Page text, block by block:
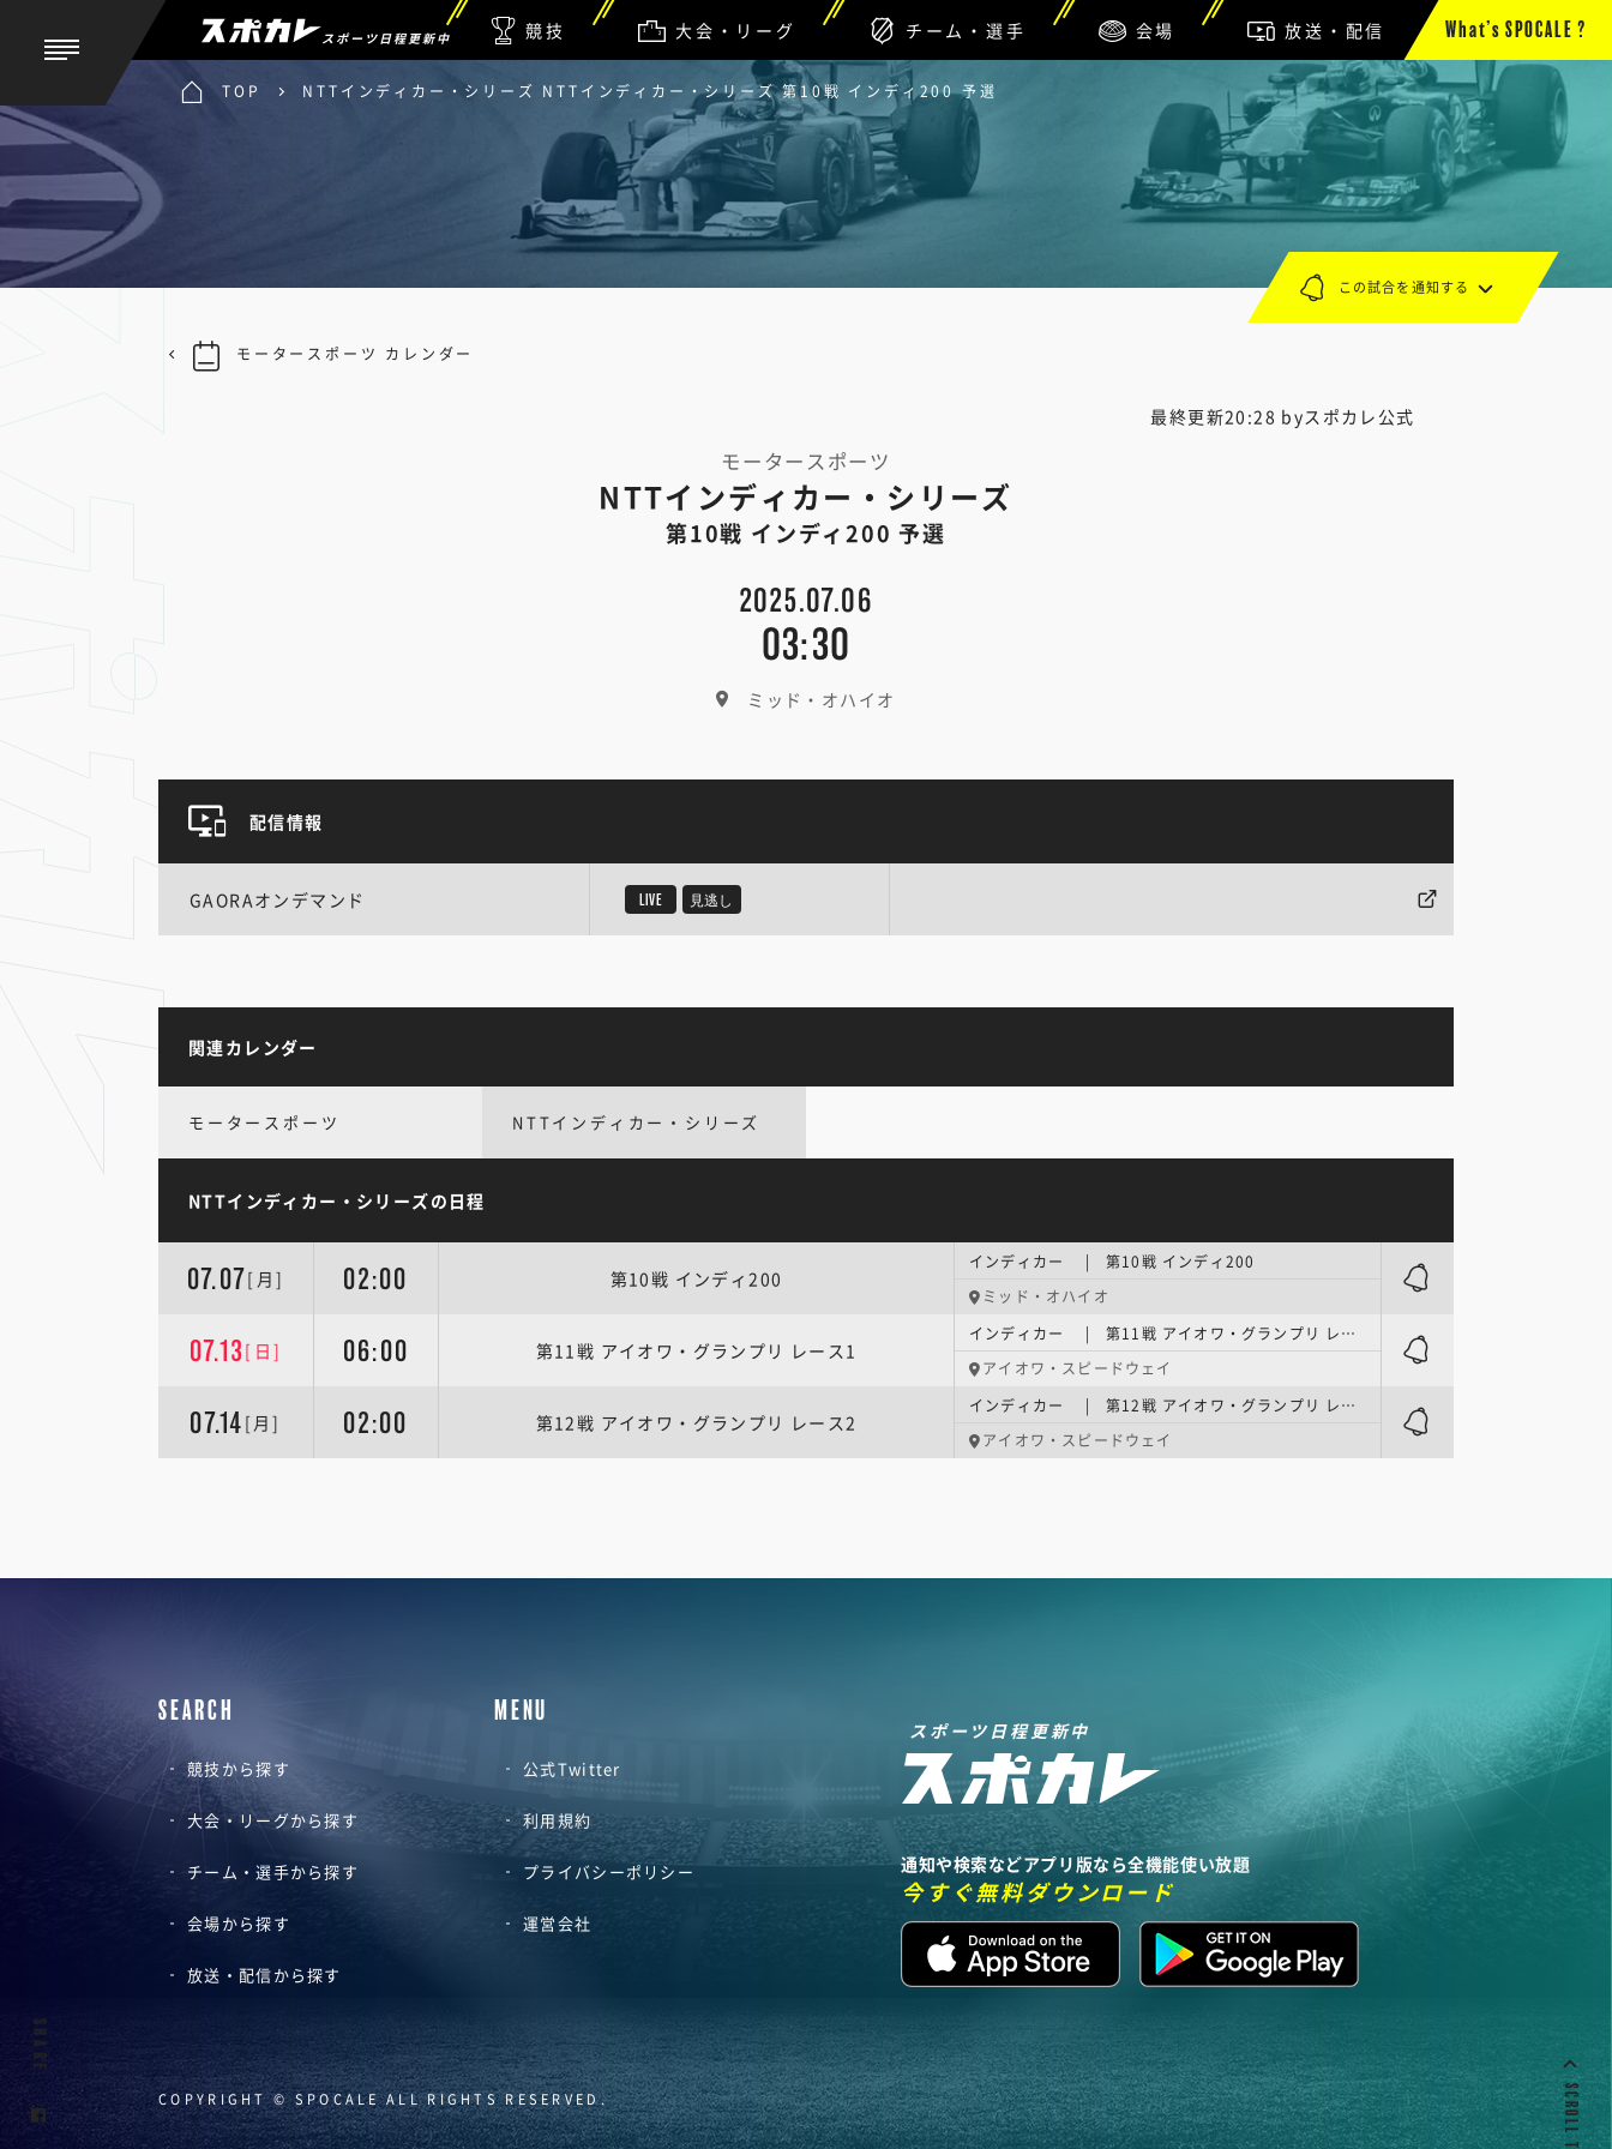
スポーツ日程更新中 競技 大会・リーグ チーム・選手 会場 放送・配信 What’s SPOCALE ?
TOP NTTインディカー・シリーズ NTTインディカー・シリーズ 第10戦 インディ200 予選
最終更新20:28 byスポカレ公式
モータースポーツ
NTTインディカー・シリーズ
第10戦 インディ200 予選
2025.07.06
03:30
ミッド・オハイオ
この試合を通知する
モータースポーツ カレンダー
配信情報
GAORAオンデマンド LIVE 見逃し
関連カレンダー
モータースポーツ NTTインディカー・シリーズ
NTTインディカー・シリーズの日程
07.07[月] 02:00 第10戦 インディ200
インディカー | 第10戦 インディ200
ミッド・オハイオ
07.13 [日] 06:00 第11戦 アイオワ・グランプリ レース1
インディカー | 第11戦 アイオワ・グランプリ レース1
アイオワ・スピードウェイ
07.14 [月] 02:00 第12戦 アイオワ・グランプリ レース2
インディカー | 第12戦 アイオワ・グランプリ レース2
アイオワ・スピードウェイ
SEARCH
競技から探す
大会・リーグから探す
チーム・選手から探す
会場から探す
放送・配信から探す
MENU
公式Twitter
利用規約
プライバシーポリシー
運営会社
スポーツ日程更新中
通知や検索などアプリ版なら全機能使い放題
今すぐ無料ダウンロード
COPYRIGHT © SPOCALE ALL RIGHTS RESERVED.
SHARE